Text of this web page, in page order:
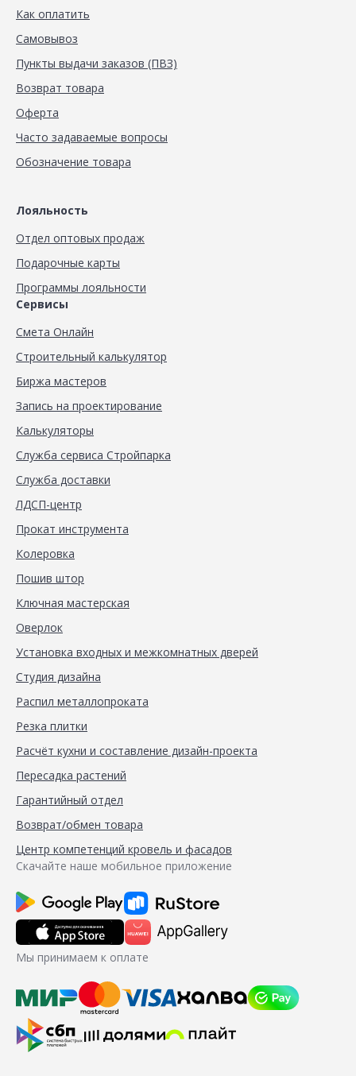
Как оплатить
Самовывоз
Пункты выдачи заказов (ПВЗ)
Возврат товара
Оферта
Часто задаваемые вопросы
Обозначение товара
Лояльность
Отдел оптовых продаж
Подарочные карты
Программы лояльности
Сервисы
Смета Онлайн
Строительный калькулятор
Биржа мастеров
Запись на проектирование
Калькуляторы
Служба сервиса Стройпарка
Служба доставки
ЛДСП-центр
Прокат инструмента
Колеровка
Пошив штор
Ключная мастерская
Оверлок
Установка входных и межкомнатных дверей
Студия дизайна
Распил металлопроката
Резка плитки
Расчёт кухни и составление дизайн-проекта
Пересадка растений
Гарантийный отдел
Возврат/обмен товара
Центр компетенций кровель и фасадов
Скачайте наше мобильное приложение
Мы принимаем к оплате